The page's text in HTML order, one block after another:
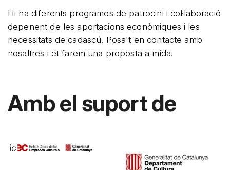
Hi ha diferents programes de patrocini i col·laboració
depenent de les aportacions econòmiques i les
necessitats de cadascú. Posa't en contacte amb
nosaltres i et farem una proposta a mida.
Amb el suport de